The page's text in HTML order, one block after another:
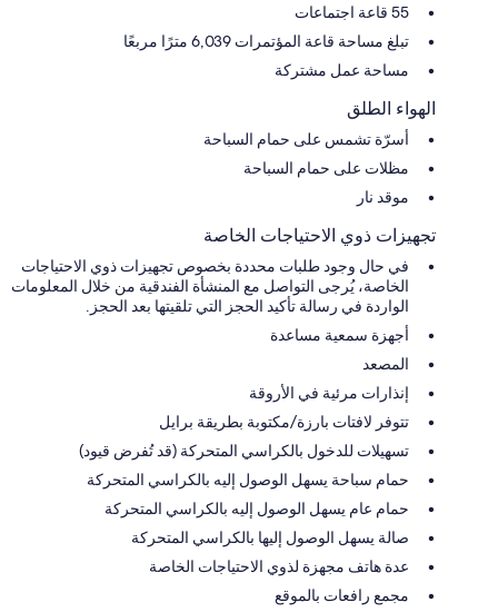
55 قاعة اجتماعات
تبلغ مساحة قاعة المؤتمرات 6,039 مترًا مربعًا
مساحة عمل مشتركة
الهواء الطلق
أسرّة تشمس على حمام السباحة
مظلات على حمام السباحة
موقد نار
تجهيزات ذوي الاحتياجات الخاصة
في حال وجود طلبات محددة بخصوص تجهيزات ذوي الاحتياجات
الخاصة، يُرجى التواصل مع المنشأة الفندقية من خلال المعلومات
الواردة في رسالة تأكيد الحجز التي تلقيتها بعد الحجز.
أجهزة سمعية مساعدة
المصعد
إنذارات مرئية في الأروقة
تتوفر لافتات بارزة/مكتوبة بطريقة برايل
تسهيلات للدخول بالكراسي المتحركة (قد تُفرض قيود)
حمام سباحة يسهل الوصول إليه بالكراسي المتحركة
حمام عام يسهل الوصول إليه بالكراسي المتحركة
صالة يسهل الوصول إليها بالكراسي المتحركة
عدة هاتف مجهزة لذوي الاحتياجات الخاصة
مجمع رافعات بالموقع